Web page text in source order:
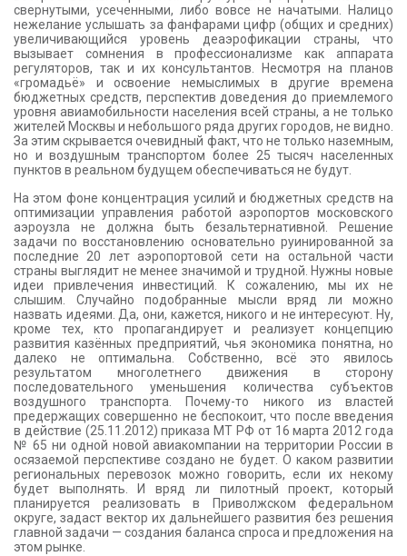
свернутыми, усеченными, либо вовсе не начатыми. Налицо
нежелание услышать за фанфарами цифр (общих и средних)
увеличивающийся уровень деаэрофикации страны, что
вызывает сомнения в профессионализме как аппарата
регуляторов, так и их консультантов. Несмотря на планов
«громадьё» и освоение немыслимых в другие времена
бюджетных средств, перспектив доведения до приемлемого
уровня авиамобильности населения всей страны, а не только
жителей Москвы и небольшого ряда других городов, не видно.
За этим скрывается очевидный факт, что не только наземным,
но и воздушным транспортом более 25 тысяч населенных
пунктов в реальном будущем обеспечиваться не будут.
На этом фоне концентрация усилий и бюджетных средств на
оптимизации управления работой аэропортов московского
аэроузла не должна быть безальтернативной. Решение
задачи по восстановлению основательно руинированной за
последние 20 лет аэропортовой сети на остальной части
страны выглядит не менее значимой и трудной. Нужны новые
идеи привлечения инвестиций. К сожалению, мы их не
слышим. Случайно подобранные мысли вряд ли можно
назвать идеями. Да, они, кажется, никого и не интересуют. Ну,
кроме тех, кто пропагандирует и реализует концепцию
развития казённых предприятий, чья экономика понятна, но
далеко не оптимальна. Собственно, всё это явилось
результатом многолетнего движения в сторону
последовательного уменьшения количества субъектов
воздушного транспорта. Почему-то никого из властей
предержащих совершенно не беспокоит, что после введения
в действие (25.11.2012) приказа МТ РФ от 16 марта 2012 года
№ 65 ни одной новой авиакомпании на территории России в
осязаемой перспективе создано не будет. О каком развитии
региональных перевозок можно говорить, если их некому
будет выполнять. И вряд ли пилотный проект, который
планируется реализовать в Приволжском федеральном
округе, задаст вектор их дальнейшего развития без решения
главной задачи — создания баланса спроса и предложения на
этом рынке.